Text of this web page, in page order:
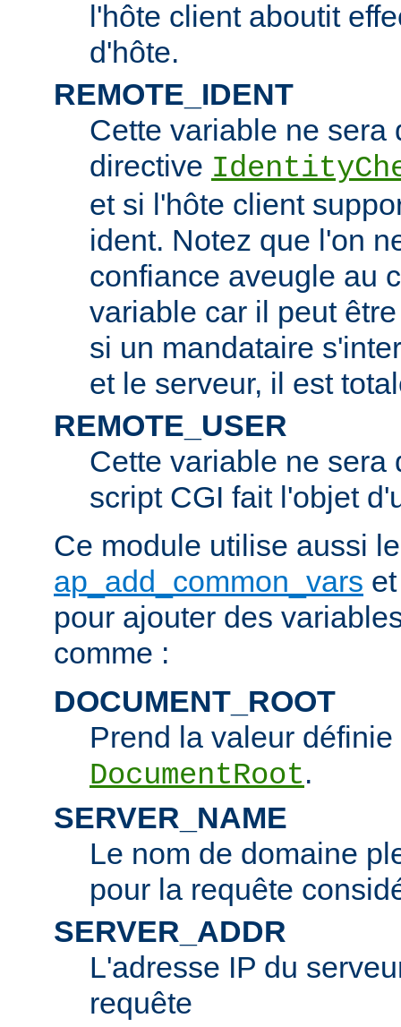
l'hôte client aboutit
d'hôte.
REMOTE_IDENT
Cette variable ne sera
directive
et si l'hôte client
ident. Notez que l'on
confiance aveugle au
variable car il peut
si un mandataire
et le serveur, il est
REMOTE_USER
Cette variable ne sera
script CGI fait l'objet
Ce module utilise aussi
ap_add_common_vars
pour ajouter des
comme :
DOCUMENT_ROOT
Prend la valeur
DocumentRoot.
SERVER_NAME
Le nom de domaine
pour la requête
SERVER_ADDR
L'adresse IP du
requête